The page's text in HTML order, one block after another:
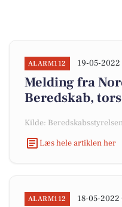
ALARM112 19-05-
Melding fra
Beredskab,
Kilde:
Læs hele artiklen her
ALARM112 18-05-2022